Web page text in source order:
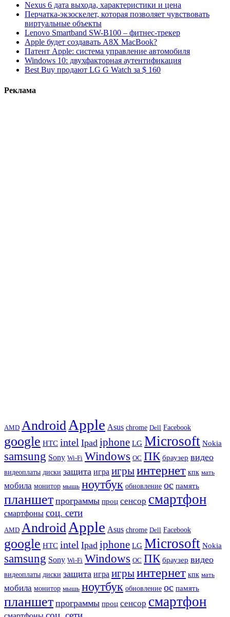
Nexus 6 дата выхода, характеристики и цена
Перчатка-экзоскелет, которая позволяет чувствовать
виртуальные объекты
Lenovo Smartband SW-B100 – фитнес-трекер
Apple будет создавать A8X MacBook?
Патент Apple: система управление автомобиля
Windows 10: двухфакторная аутентификация
Best Buy продают LG G Watch за $ 160
Реклама
AMD Android Apple Asus chrome Dell Facebook
google HTC intel Ipad iphone LG Microsoft Nokia
samsung Sony Wi-Fi Windows ОС ПК браузер видео
видеоплаты диски защита игра игрыинтернет кпк мать
мобила монитор мышь ноутбук обновление ос память
планшет программы проц сенсор смартфон
смартфоны соц. сети
AMD Android Apple Asus chrome Dell Facebook
google HTC intel Ipad iphone LG Microsoft Nokia
samsung Sony Wi-Fi Windows ОС ПК браузер видео
видеоплаты диски защита игра игрыинтернет кпк мать
мобила монитор мышь ноутбук обновление ос память
планшет программы проц сенсор смартфон